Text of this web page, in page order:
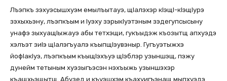
Лъэпкъ зэхуэсышхуэм емылъытауэ, щIалэхэр кIэщI-кIэщIурэ
зэхыхьэну, лъэпкъым и Iуэху зэрыкIуэтэным зэдегупсысыну
унафэ зыхуащIыжауэ абы тетхэщи, гукъыдэж къозытщ апхуэдэ
хэлъэт зиIэ щIалэгъуалэ къыпщIэувэныр. Гугъуэтыжхэ
йофIакIуэ, лъэпкъым къыщIэхъуэ щIэблэр узыншэщ, пэжу
дунейм тетыным хуэзыгъэсэн нэхъыжь узыншэхэр
къащхьэщытщ. Абузед и къуэшхэм къахуигъэнащ мыпхуэдэ